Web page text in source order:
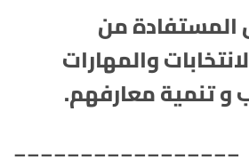
المستفادة من
والمهارات
و تنمية معارفهم.
_________________